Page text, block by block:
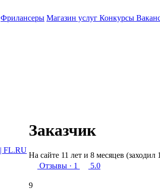
Фрилансеры Магазин услуг Конкурсы
Заказчик
На сайте 11 лет и 8 месяцев (заходил
Отзывы · 1 5.0
9